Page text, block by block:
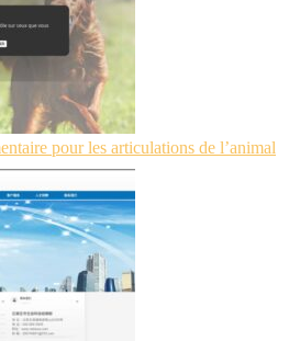
pour les articulations de l’animal